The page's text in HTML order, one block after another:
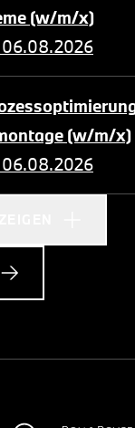
(w/m/x)
(w/m/x)